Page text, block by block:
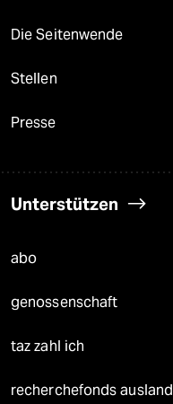
Die Seitenwende
Stellen
Presse
Unterstützen
abo
genossenschaft
taz zahl ich
recherchefonds ausland